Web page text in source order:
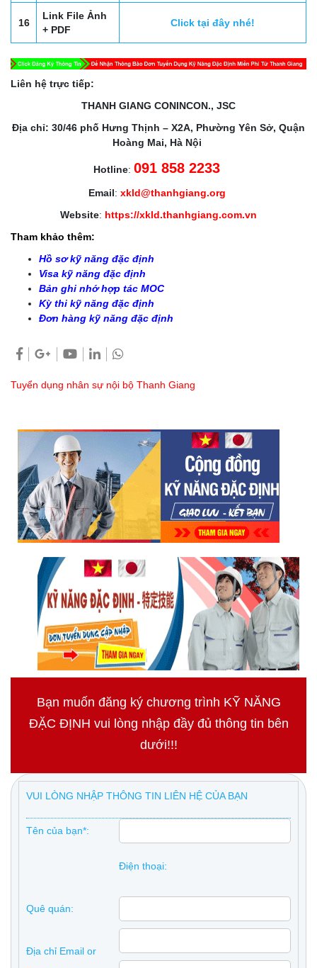
16
Link File Ảnh
+ PDF
Click tại đây nhé!
Liên hệ trực tiếp:
THANH GIANG CONINCON., JSC
Địa chỉ: 30/46 phố Hưng Thịnh – X2A, Phường Yên Sở, Quận
Hoàng Mai, Hà Nội
Hotline: 091 858 2233
Email: xkld@thanhgiang.org
Website: https://xkld.thanhgiang.com.vn
Tham khảo thêm:
Hồ sơ kỹ năng đặc định
Visa kỹ năng đặc định
Bản ghi nhớ hợp tác MOC
Kỳ thi kỹ năng đặc định
Đơn hàng kỹ năng đặc định
Tuyển dụng nhân sự nội bộ Thanh Giang
Bạn muốn đăng ký chương trình KỸ NĂNG
ĐẶC ĐỊNH vui lòng nhập đầy đủ thông tin bên
dưới!!!
VUI LÒNG NHẬP THÔNG TIN LIÊN HỆ CỦA BẠN
Tên của bạn*:
Điện thoại:
Quê quán:
Địa chỉ Email or